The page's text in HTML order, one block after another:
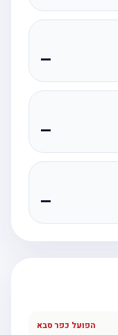
—
—
—
הפועל כפר סבא